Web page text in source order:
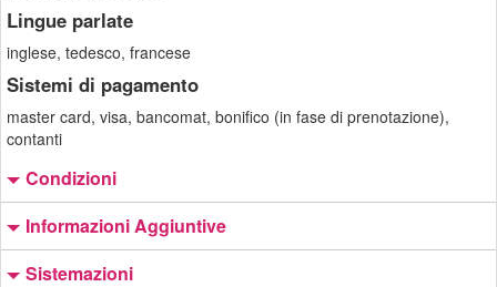
Lingue parlate
inglese, tedesco, francese
Sistemi di pagamento
master card, visa, bancomat, bonifico (in fase di prenotazione),
contanti
Condizioni
Informazioni Aggiuntive
Sistemazioni